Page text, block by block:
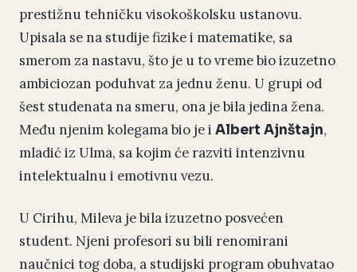
prestižnu tehničku visokoškolsku ustanovu.
Upisala se na studije fizike i matematike, sa
smerom za nastavu, što je u to vreme bio izuzetno
ambiciozan poduhvat za jednu ženu. U grupi od
šest studenata na smeru, ona je bila jedina žena.
Među njenim kolegama bio je i Albert Ajnštajn,
mladić iz Ulma, sa kojim će razviti intenzivnu
intelektualnu i emotivnu vezu.
U Cirihu, Mileva je bila izuzetno posvećen
student. Njeni profesori su bili renomirani
naučnici tog doba, a studijski program obuhvatao